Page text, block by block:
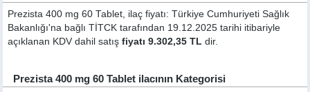
Prezista 400 mg 60 Tablet, ilaç fiyatı: Türkiye Cumhuriyeti Sağlık
Bakanlığı'na bağlı TİTCK tarafından 19.12.2025 tarihi itibariyle
açıklanan KDV dahil satışfiyatı 9.302,35 TL dir.
Prezista 400 mg 60 Tablet ilacının Kategorisi